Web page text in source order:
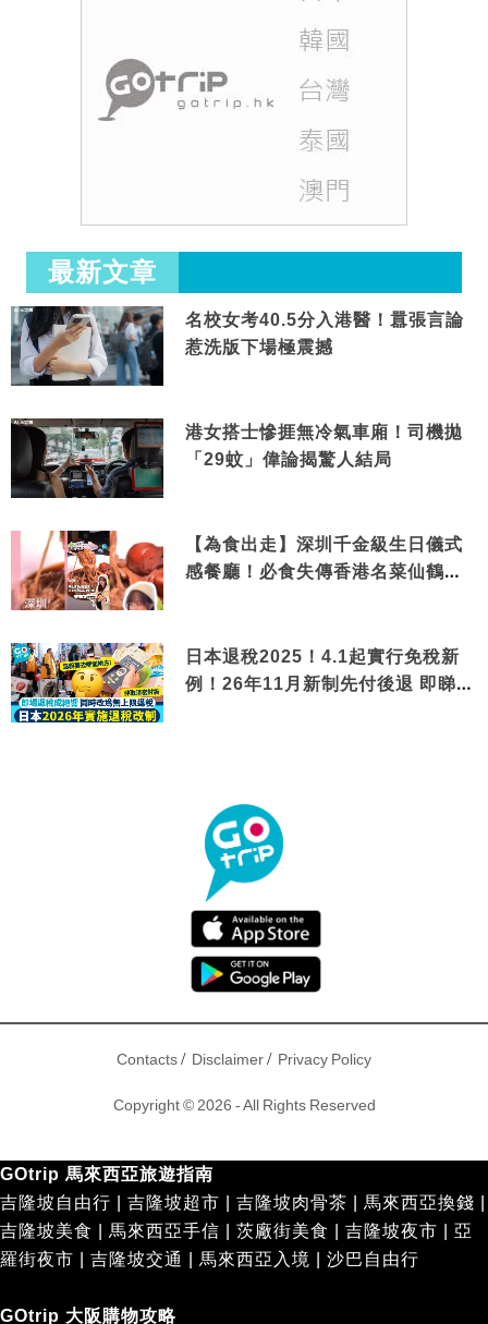
最新文章
名校女考40.5分入港醫！囂張言論
惹洗版下場極震撼
港女搭士慘捱無冷氣車廂！司機拋
「29蚊」偉論揭驚人結局
【為食出走】深圳千金級生日儀式
感餐廳！必食失傳香港名菜仙鶴神
日本退稅2025！4.1起實行免稅新
例！26年11月新制先付後退 即睇步
Contacts/ Disclaimer/ Privacy Policy
Copyright © 2026 - All Rights Reserved
GOtrip 馬來西亞旅遊指南
吉隆坡自由行
吉隆坡超市 吉隆坡肉骨茶 馬來西亞換錢
吉隆坡美食
馬來西亞手信 茨廠街美食 吉隆坡夜市
亞
羅街夜市
吉隆坡交通 馬來西亞入境 沙巴自由行
GOtrip 大阪購物攻略